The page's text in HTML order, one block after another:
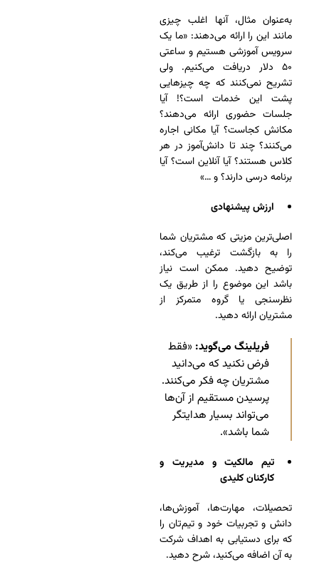
به‌عنوان مثال، آنها اغلب چیزی
مانند این را ارائه می‌دهند: «ما یک
سرویس آموزشی هستیم و ساعتی
۵۰ دلار دریافت می‌کنیم. ولی
تشریح نمی‌کنند که چه چیزهایی
پشت این خدمات است؟! آیا
جلسات حضوری ارائه می‌دهند؟
مکانش کجاست؟ آیا مکانی اجاره
می‌کنند؟ چند تا دانش‌آموز در هر
کلاس هستند؟ آیا آنلاین است؟ آیا
برنامه درسی دارند؟ و …»
ارزش پیشنهادی
اصلی‌ترین مزیتی که مشتریان شما
را به بازگشت ترغیب می‌کند،
توضیح دهید. ممکن است نیاز
باشد این موضوع را از طریق یک
نظرسنجی یا گروه متمرکز از
مشتریان ارائه دهید.
فریلینگ می‌گوید: «فقط
فرض نکنید که می‌دانید
مشتریان چه فکر می‌کنند.
پرسیدن مستقیم از آن‌ها
می‌تواند بسیار هدایتگر
شما باشد».
تیم مالکیت و مدیریت و
کارکنان کلیدی
تحصیلات، مهارت‌ها، آموزش‌ها،
دانش و تجربیات خود و تیم‌تان را
که برای دستیابی به اهداف شرکت
به آن اضافه می‌کنید، شرح دهید.